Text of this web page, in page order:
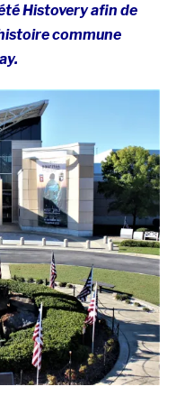
Histovery afin de
commune